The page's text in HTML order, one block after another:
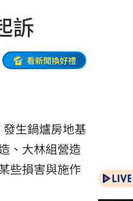
訴
看新聞換好禮
發生鍋爐房地基
、大林組營造
些損害與施作